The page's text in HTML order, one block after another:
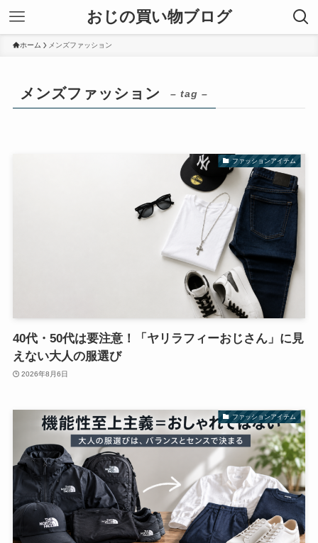
おじの買い物ブログ
ホーム メンズファッション
メンズファッション – tag –
ファッションアイテム
40代・50代は要注意！「ヤリラフィーおじさん」に見
えない大人の服選び
2026年8月6日
ファッションアイテム